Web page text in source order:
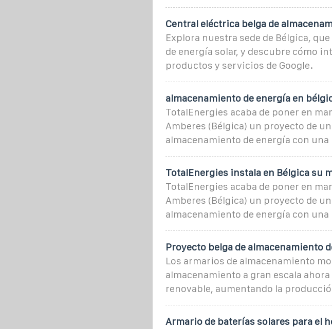
Central eléctrica belga de
Explora nuestra sede de Bélgica,
de energía solar, y descubre cómo
productos y servicios de Google.
almacenamiento de energía en
TotalEnergies acaba de poner en
Amberes (Bélgica) un proyecto de
almacenamiento de energía con una
TotalEnergies instala en Bélgica su
TotalEnergies acaba de poner en
Amberes (Bélgica) un proyecto de
almacenamiento de energía con una
Proyecto belga de almacenamiento
Los armarios de almacenamiento
almacenamiento a gran escala
renovable, aumentando la
Armario de baterías solares para el